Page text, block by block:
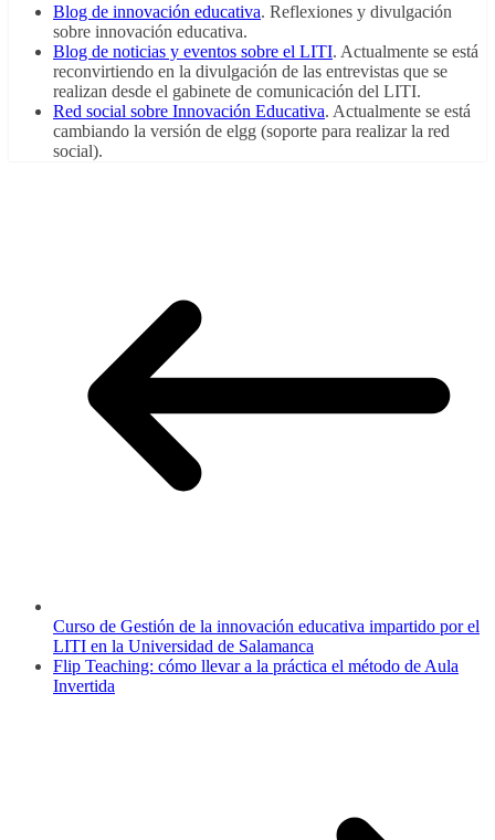
Blog de innovación educativa. Reflexiones y divulgación
sobre innovación educativa.
Blog de noticias y eventos sobre el LITI. Actualmente se está
reconvirtiendo en la divulgación de las entrevistas que se
realizan desde el gabinete de comunicación del LITI.
Red social sobre Innovación Educativa. Actualmente se está
cambiando la versión de elgg (soporte para realizar la red
social).
Curso de Gestión de la innovación educativa impartido por el
LITI en la Universidad de Salamanca
Flip Teaching: cómo llevar a la práctica el método de Aula
Invertida